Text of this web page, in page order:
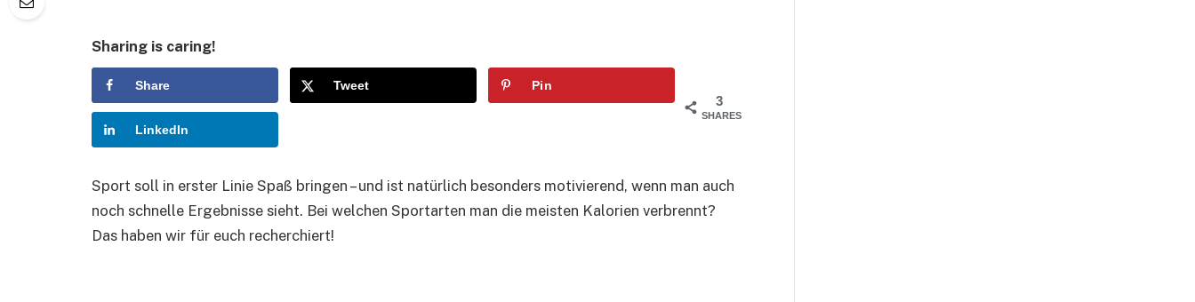
Sharing is caring!
3
SHARES
Share Tweet Pin
LinkedIn
Sport soll in erster Linie Spaß bringen – und ist natürlich besonders motivierend, wenn man auch
noch schnelle Ergebnisse sieht. Bei welchen Sportarten man die meisten Kalorien verbrennt?
Das haben wir für euch recherchiert!